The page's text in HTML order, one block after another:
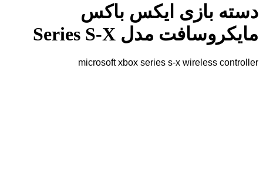
دسته بازی ایکس باکس
مایکروسافت مدل Series S-X
microsoft xbox series s-x wireless controller